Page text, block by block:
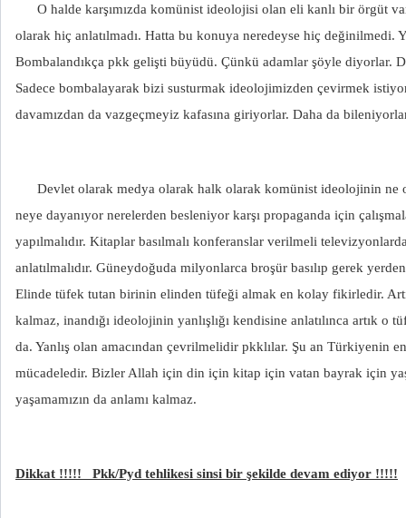
O halde karşımızda komünist ideolojisi olan eli kanlı bir örgüt
olarak hiç anlatılmadı. Hatta bu konuya neredeyse hiç değinilmedi.
Bombalandıkça pkk gelişti büyüdü. Çünkü adamlar şöyle diyorlar.
Sadece bombalayarak bizi susturmak ideolojimizden çevirmek
davamızdan da vazgeçmeyiz kafasına giriyorlar. Daha da
Devlet olarak medya olarak halk olarak komünist ideolojinin ne
neye dayanıyor nerelerden besleniyor karşı propaganda için
yapılmalıdır. Kitaplar basılmalı konferanslar verilmeli
anlatılmalıdır. Güneydoğuda milyonlarca broşür basılıp gerek
Elinde tüfek tutan birinin elinden tüfeği almak en kolay fikirledir.
kalmaz, inandığı ideolojinin yanlışlığı kendisine anlatılınca artık o
da. Yanlış olan amacından çevrilmelidir pkklılar. Şu an
mücadeledir. Bizler Allah için din için kitap için vatan bayrak için
yaşamamızın da anlamı kalmaz.
Dikkat !!!!! Pkk/Pyd tehlikesi sinsi bir şekilde devam ediyor !!!!!